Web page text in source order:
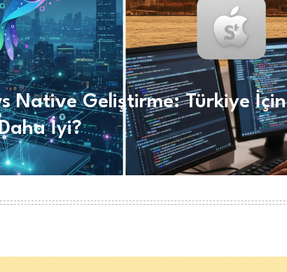
Native Geliştirme: Türkiye İçin
İyi?